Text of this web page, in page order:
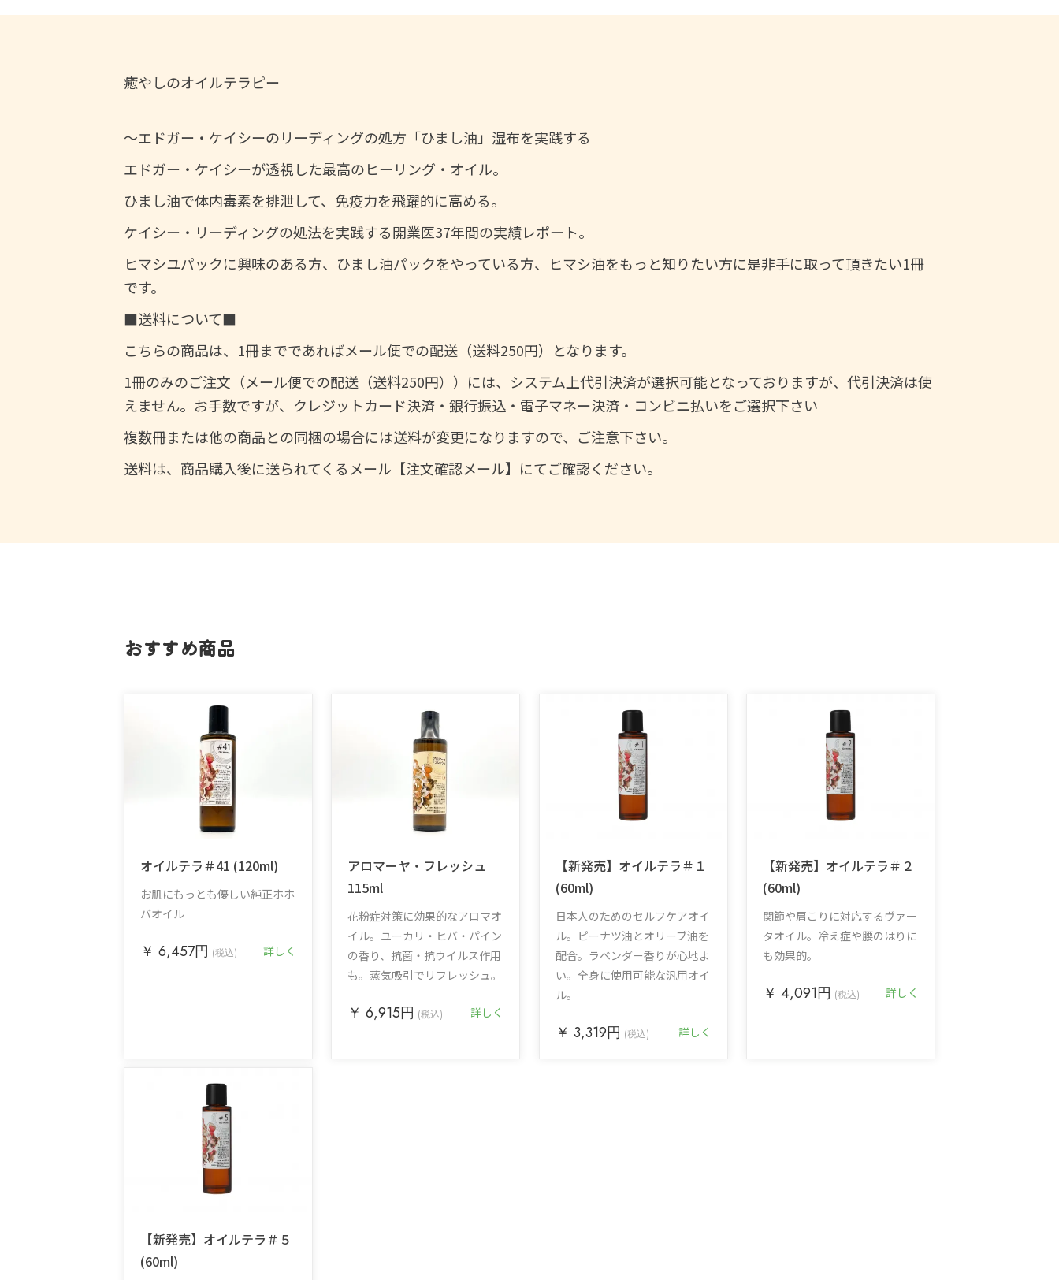
癒やしのオイルテラピー
～エドガー・ケイシーのリーディングの処方「ひまし油」湿布を実践する
エドガー・ケイシーが透視した最高のヒーリング・オイル。
ひまし油で体内毒素を排泄して、免疫力を飛躍的に高める。
ケイシー・リーディングの処法を実践する開業医37年間の実績レポート。
ヒマシユパックに興味のある方、ひまし油パックをやっている方、ヒマシ油をもっと知りたい方に是非手に取って頂きたい1冊
です。
■送料について■
こちらの商品は、1冊までであればメール便での配送（送料250円）となります。
1冊のみのご注文（メール便での配送（送料250円））には、システム上代引決済が選択可能となっておりますが、代引決済は使
えません。お手数ですが、クレジットカード決済・銀行振込・電子マネー決済・コンビニ払いをご選択下さい
複数冊または他の商品との同梱の場合には送料が変更になりますので、ご注意下さい。
送料は、商品購入後に送られてくるメール【注文確認メール】にてご確認ください。
おすすめ商品
オイルテラ＃41 (120ml)
お肌にもっとも優しい純正ホホ
バオイル
￥ 6,457円 (税込) 詳しく
アロマーヤ・フレッシュ
115ml
花粉症対策に効果的なアロマオ
イル。ユーカリ・ヒバ・パイン
の香り、抗菌・抗ウイルス作用
も。蒸気吸引でリフレッシュ。
￥ 6,915円 (税込) 詳しく
【新発売】オイルテラ＃１
(60ml)
日本人のためのセルフケアオイ
ル。ピーナツ油とオリーブ油を
配合。ラベンダー香りが心地よ
い。全身に使用可能な汎用オイ
ル。
￥ 3,319円 (税込) 詳しく
【新発売】オイルテラ＃２
(60ml)
関節や肩こりに対応するヴァー
タオイル。冷え症や腰のはりに
も効果的。
￥ 4,091円 (税込) 詳しく
【新発売】オイルテラ＃５
(60ml)